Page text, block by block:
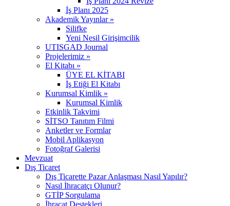
İş Planı 2025
Akademik Yayınlar »
Silifke
Yeni Nesil Girişimcilik
UTISGAD Journal
Projelerimiz »
El Kitabı »
ÜYE EL KİTABI
İş Etiği El Kitabı
Kurumsal Kimlik »
Kurumsal Kimlik
Etkinlik Takvimi
SİTSO Tanıtım Filmi
Anketler ve Formlar
Mobil Aplikasyon
Fotoğraf Galerisi
Mevzuat
Dış Ticaret
Dış Ticarette Pazar Anlaşması Nasıl Yapılır?
Nasıl İhracatçı Olunur?
GTİP Sorgulama
İhracat Destekleri